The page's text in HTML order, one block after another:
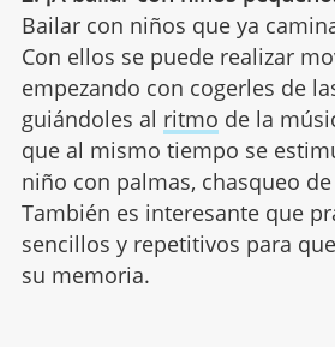
Bailar con niños que ya
Con ellos se puede realizar
empezando con cogerles de
guiándoles al ritmo de la
que al mismo tiempo se
niño con palmas, chasqueo
También es interesante que
sencillos y repetitivos para
su memoria.